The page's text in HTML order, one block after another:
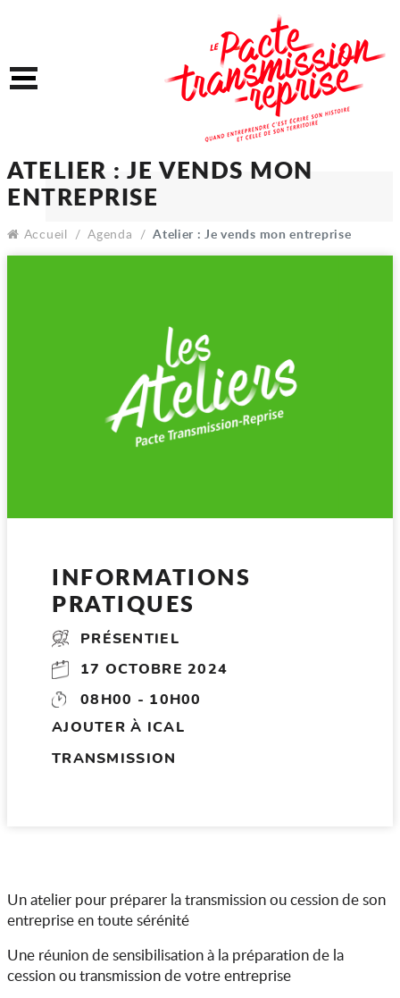
Menu
ATELIER : JE VENDS MON
ENTREPRISE
Accueil Agenda Atelier : Je vends mon entreprise
INFORMATIONS
PRATIQUES
PRÉSENTIEL
17 OCTOBRE 2024
08H00 - 10H00
AJOUTER À ICAL
TRANSMISSION
Un atelier pour préparer la transmission ou cession de son
entreprise en toute sérénité
Une réunion de sensibilisation à la préparation de la
cession ou transmission de votre entreprise